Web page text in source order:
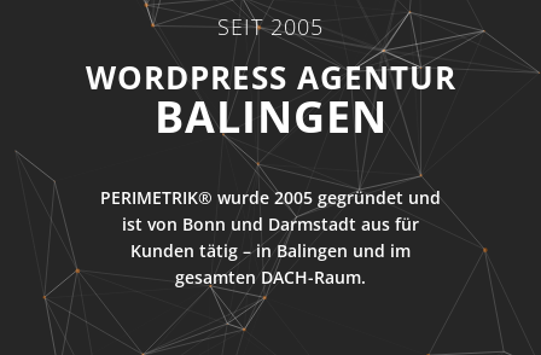
SEIT 2005
ECOMMERCE AGENTUR
BALINGEN
PERIMETRIK® wurde 2005 gegründet und
ist von Bonn und Darmstadt aus für
Kunden tätig – in Balingen und im
gesamten DACH-Raum.